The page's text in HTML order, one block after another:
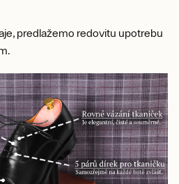
predlažemo redovitu upotrebu